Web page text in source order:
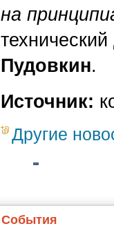
на
Пудовкин.
Источник:
Другие
События